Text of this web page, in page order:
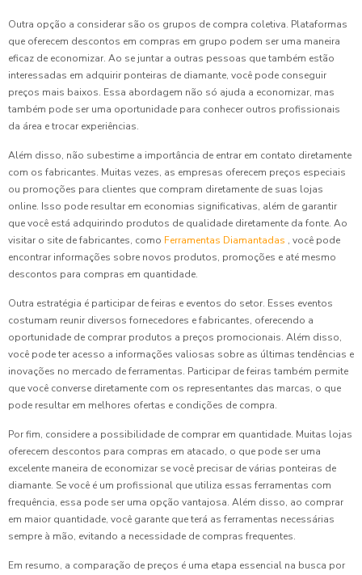
Outra opção a considerar são os grupos de compra coletiva. Plataformas
que oferecem descontos em compras em grupo podem ser uma maneira
eficaz de economizar. Ao se juntar a outras pessoas que também estão
interessadas em adquirir ponteiras de diamante, você pode conseguir
preços mais baixos. Essa abordagem não só ajuda a economizar, mas
também pode ser uma oportunidade para conhecer outros profissionais
da área e trocar experiências.
Além disso, não subestime a importância de entrar em contato diretamente
com os fabricantes. Muitas vezes, as empresas oferecem preços especiais
ou promoções para clientes que compram diretamente de suas lojas
online. Isso pode resultar em economias significativas, além de garantir
que você está adquirindo produtos de qualidade diretamente da fonte. Ao
visitar o site de fabricantes, como Ferramentas Diamantadas , você pode
encontrar informações sobre novos produtos, promoções e até mesmo
descontos para compras em quantidade.
Outra estratégia é participar de feiras e eventos do setor. Esses eventos
costumam reunir diversos fornecedores e fabricantes, oferecendo a
oportunidade de comprar produtos a preços promocionais. Além disso,
você pode ter acesso a informações valiosas sobre as últimas tendências e
inovações no mercado de ferramentas. Participar de feiras também permite
que você converse diretamente com os representantes das marcas, o que
pode resultar em melhores ofertas e condições de compra.
Por fim, considere a possibilidade de comprar em quantidade. Muitas lojas
oferecem descontos para compras em atacado, o que pode ser uma
excelente maneira de economizar se você precisar de várias ponteiras de
diamante. Se você é um profissional que utiliza essas ferramentas com
frequência, essa pode ser uma opção vantajosa. Além disso, ao comprar
em maior quantidade, você garante que terá as ferramentas necessárias
sempre à mão, evitando a necessidade de compras frequentes.
Em resumo, a comparação de preços é uma etapa essencial na busca por